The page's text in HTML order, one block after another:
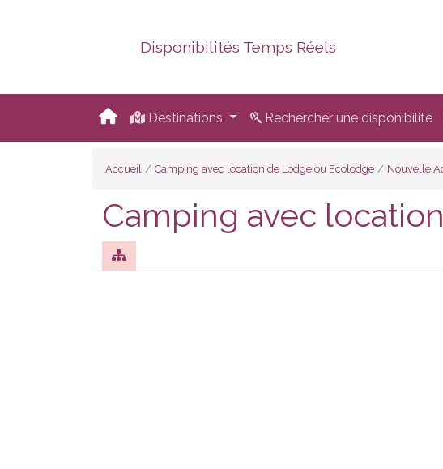
Disponibilités Temps Réels
Destinations Rechercher une disponibilité
Accueil Camping avec location de Lodge ou Ecolodge Nouvelle
Camping avec